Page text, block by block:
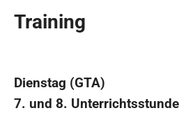
Training
Dienstag (GTA)
7. und 8. Unterrichtsstunde